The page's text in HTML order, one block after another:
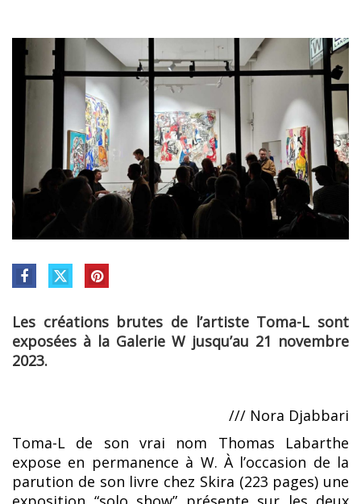
Les créations brutes de l’artiste Toma-L sont
exposées à la Galerie W jusqu’au 21 novembre
2023.
/// Nora Djabbari
Toma-L de son vrai nom Thomas Labarthe
expose en permanence à W. À l’occasion de la
parution de son livre chez Skira (223 pages) une